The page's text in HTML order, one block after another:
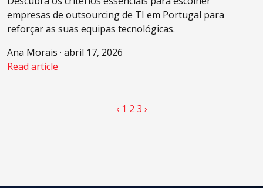
empresas de outsourcing de TI em Portugal para
reforçar as suas equipas tecnológicas.
Ana Morais · abril 17, 2026
Read article
‹ 1 2 3 ›